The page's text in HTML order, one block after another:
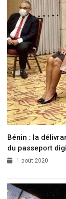
Bénin : la
du passeport
1 août 2020